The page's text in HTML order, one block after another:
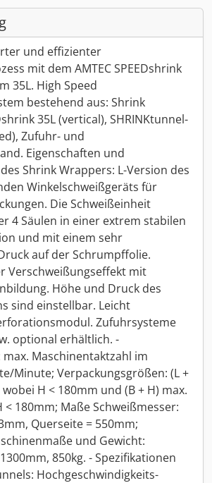
und effizienter
mit dem AMTEC SPEEDshrink
35L. High Speed
bestehend aus: Shrink
35L (vertical), SHRINKtunnel-
Zufuhr- und
Eigenschaften und
Shrink Wrappers: L-Version des
Winkelschweißgeräts für
Die Schweißeinheit
4 Säulen in einer extrem stabilen
und mit einem sehr
auf der Schrumpffolie.
Verschweißungseffekt mit
Höhe und Druck des
sind einstellbar. Leicht
Zufuhrsysteme
optional erhältlich. -
Maschinentaktzahl im
Minute; Verpackungsgrößen: (L +
H < 180mm und (B + H) max.
< 180mm; Maße Schweißmesser:
Querseite = 550mm;
und Gewicht:
850kg. - Spezifikationen
Hochgeschwindigkeits-